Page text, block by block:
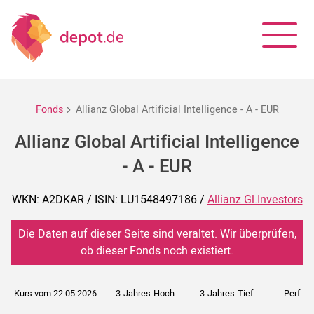
Fonds Allianz Global Artificial Intelligence - A - EUR
Allianz Global Artificial Intelligence
- A - EUR
WKN: A2DKAR / ISIN: LU1548497186 /Allianz Gl.Investors
Die Daten auf dieser Seite sind veraltet. Wir überprüfen,
ob dieser Fonds noch existiert.
Kurs vom 22.05.2026 3-Jahres-Hoch 3-Jahres-Tief Perf. 5J